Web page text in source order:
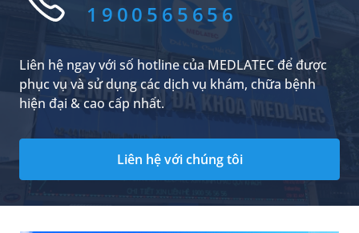
1900565656
Liên hệ ngay với số hotline của MEDLATEC để được
phục vụ và sử dụng các dịch vụ khám, chữa bệnh
hiện đại & cao cấp nhất.
Liên hệ với chúng tôi